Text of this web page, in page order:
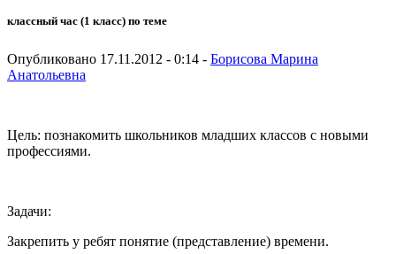
классный час (1 класс) по теме
Опубликовано 17.11.2012 - 0:14 - Борисова Марина
Анатольевна
Цель: познакомить школьников младших классов с новыми
профессиями.
Задачи:
Закрепить у ребят понятие (представление) времени.